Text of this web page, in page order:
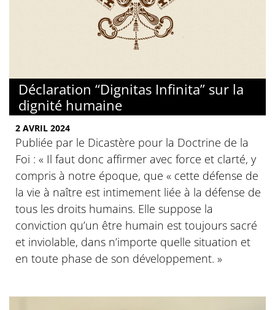
Déclaration “Dignitas Infinita” sur la
dignité humaine
2 AVRIL 2024
Publiée par le Dicastère pour la Doctrine de la
Foi : « Il faut donc affirmer avec force et clarté, y
compris à notre époque, que « cette défense de
la vie à naître est intimement liée à la défense de
tous les droits humains. Elle suppose la
conviction qu’un être humain est toujours sacré
et inviolable, dans n’importe quelle situation et
en toute phase de son développement. »